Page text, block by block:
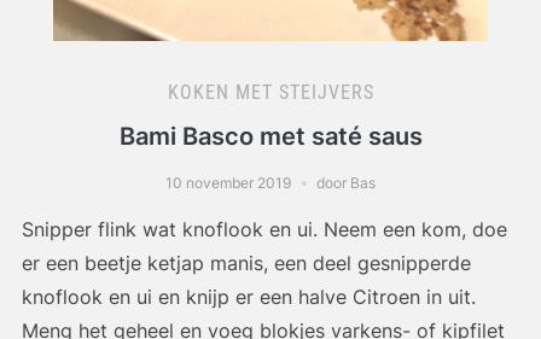
KOKEN MET STEIJVERS
Bami Basco met saté saus
10 november 2019 door Bas
Snipper flink wat knoflook en ui. Neem een kom, doe
er een beetje ketjap manis, een deel gesnipperde
knoflook en ui en knijp er een halve Citroen in uit.
Meng het geheel en voeg blokjes varkens- of kipfilet